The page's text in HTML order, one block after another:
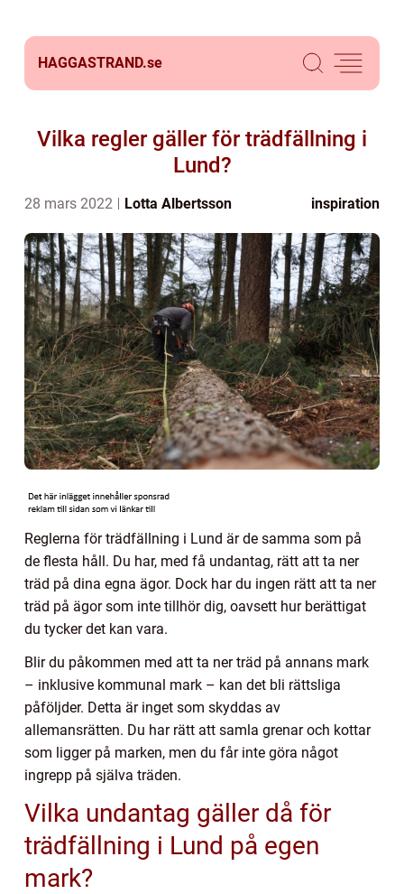
HAGGASTRAND.se
Vilka regler gäller för trädfällning i
Lund?
28 mars 2022 Lotta Albertsson inspiration
Reglerna för trädfällning i Lund är de samma som på
de flesta håll. Du har, med få undantag, rätt att ta ner
träd på dina egna ägor. Dock har du ingen rätt att ta ner
träd på ägor som inte tillhör dig, oavsett hur berättigat
du tycker det kan vara.
Blir du påkommen med att ta ner träd på annans mark
– inklusive kommunal mark – kan det bli rättsliga
påföljder. Detta är inget som skyddas av
allemansrätten. Du har rätt att samla grenar och kottar
som ligger på marken, men du får inte göra något
ingrepp på själva träden.
Vilka undantag gäller då för
trädfällning i Lund på egen
mark?